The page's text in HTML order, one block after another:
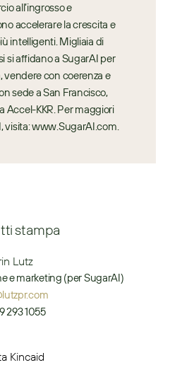
all’ingrosso e
accelerare la crescita e
intelligenti. Migliaia di
si affidano a SugarAI per
vendere con coerenza e
sede a San Francisco,
Accel-KKR. Per maggiori
visita: www.SugarAI.com.
stampa
Lutz
e marketing (per SugarAI)
293 1055
Kincaid